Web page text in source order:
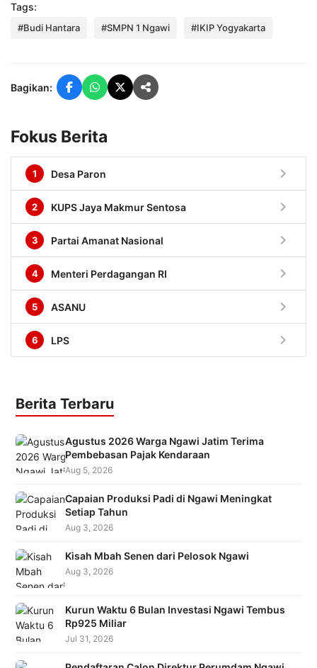
Tags:
#Budi Hantara #SMPN 1 Ngawi #IKIP Yogyakarta
Bagikan:
Fokus Berita
1 Desa Paron chevron_right
2 KUPS Jaya Makmur Sentosa chevron_right
3 Partai Amanat Nasional chevron_right
4 Menteri Perdagangan RI chevron_right
5 ASANU chevron_right
6 LPS chevron_right
Berita Terbaru
Agustus 2026 Warga Ngawi Jatim Terima
Pembebasan Pajak Kendaraan
Aug 5, 2026
Capaian Produksi Padi di Ngawi Meningkat
Setiap Tahun
Aug 3, 2026
Kisah Mbah Senen dari Pelosok Ngawi
Aug 3, 2026
Kurun Waktu 6 Bulan Investasi Ngawi Tembus
Rp925 Miliar
Jul 31, 2026